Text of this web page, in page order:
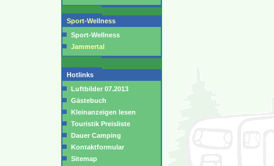
Sport-Wellness
Sport-Wellness
Jammertal
Hotlinks
Luftbilder 07.2013
Gästebuch
Kleinanzeigen lesen
Touristik Preisliste
Dauer Camping
Kontaktformular
Sitemap